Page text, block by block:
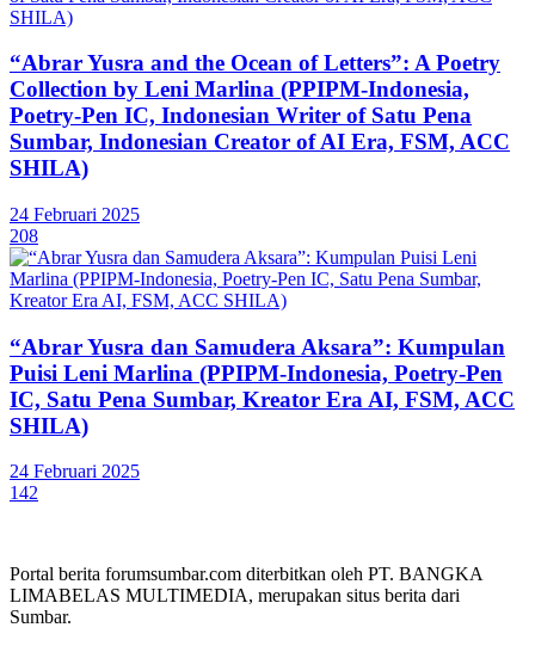
“Abrar Yusra and the Ocean of Letters”: A Poetry
Collection by Leni Marlina (PPIPM-Indonesia,
Poetry-Pen IC, Indonesian Writer of Satu Pena
Sumbar, Indonesian Creator of AI Era, FSM, ACC
SHILA)
24 Februari 2025
208
“Abrar Yusra dan Samudera Aksara”: Kumpulan
Puisi Leni Marlina (PPIPM-Indonesia, Poetry-Pen
IC, Satu Pena Sumbar, Kreator Era AI, FSM, ACC
SHILA)
24 Februari 2025
142
Portal berita forumsumbar.com diterbitkan oleh PT. BANGKA
LIMABELAS MULTIMEDIA, merupakan situs berita dari
Sumbar.